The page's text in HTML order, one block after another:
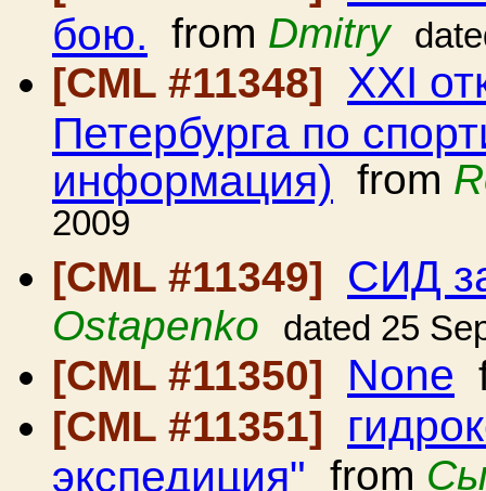
бою. from Dmitry
[CML #11348] XXI
Петербурга по
информация) from
2009
[CML #11349]
СИД
Ostapenko dated 25
[CML #11350] None
[CML #11351]
экспедиция" from